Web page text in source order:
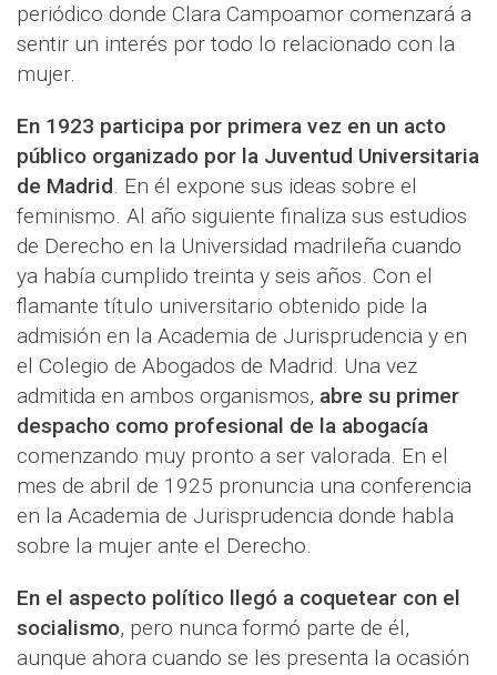
periódico donde Clara Campoamor comenzará a
sentir un interés por todo lo relacionado con la
mujer.
En 1923 participa por primera vez en un acto
público organizado por la Juventud Universitaria
de Madrid. En él expone sus ideas sobre el
feminismo. Al año siguiente finaliza sus estudios
de Derecho en la Universidad madrileña cuando
ya había cumplido treinta y seis años. Con el
flamante título universitario obtenido pide la
admisión en la Academia de Jurisprudencia y en
el Colegio de Abogados de Madrid. Una vez
admitida en ambos organismos, abre su primer
despacho como profesional de la abogacía
comenzando muy pronto a ser valorada. En el
mes de abril de 1925 pronuncia una conferencia
en la Academia de Jurisprudencia donde habla
sobre la mujer ante el Derecho.
En el aspecto político llegó a coquetear con el
socialismo, pero nunca formó parte de él,
aunque ahora cuando se les presenta la ocasión